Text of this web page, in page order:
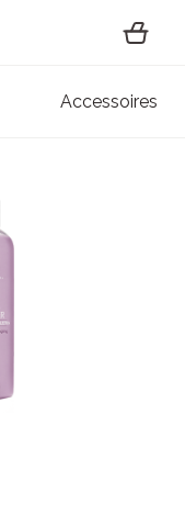
Accessoires